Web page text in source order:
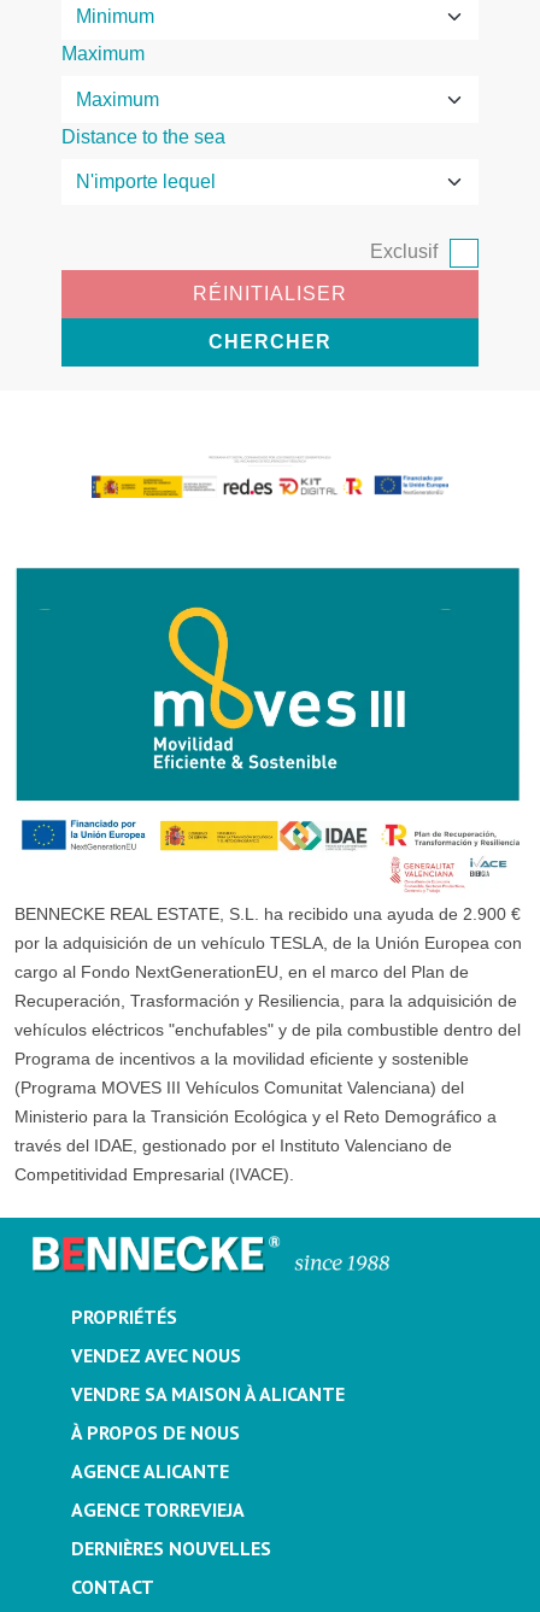
Maximum
Distance to the sea
Exclusif
RÉINITIALISER
CHERCHER
BENNECKE REAL ESTATE, S.L. ha recibido una ayuda de 2.900 €
por la adquisición de un vehículo TESLA, de la Unión Europea con
cargo al Fondo NextGenerationEU, en el marco del Plan de
Recuperación, Trasformación y Resiliencia, para la adquisición de
vehículos eléctricos "enchufables" y de pila combustible dentro del
Programa de incentivos a la movilidad eficiente y sostenible
(Programa MOVES III Vehículos Comunitat Valenciana) del
Ministerio para la Transición Ecológica y el Reto Demográfico a
través del IDAE, gestionado por el Instituto Valenciano de
Competitividad Empresarial (IVACE).
PROPRIÉTÉS
VENDEZ AVEC NOUS
VENDRE SA MAISON À ALICANTE
À PROPOS DE NOUS
AGENCE ALICANTE
AGENCE TORREVIEJA
DERNIÈRES NOUVELLES
CONTACT